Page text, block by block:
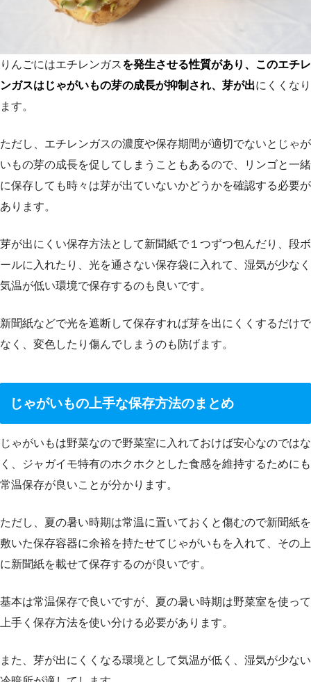
りんごにはエチレンガスを発生させる性質があり、このエチレ
ンガスはじゃがいもの芽の成長が抑制され、芽が出にくくなり
ます。
ただし、エチレンガスの濃度や保存期間が適切でないとじゃが
いもの芽の成長を促してしまうこともあるので、リンゴと一緒
に保存しても時々は芽が出ていないかどうかを確認する必要が
あります。
芽が出にくい保存方法として新聞紙で１つずつ包んだり、段ボ
ールに入れたり、光を通さない保存袋に入れて、湿気が少なく
気温が低い環境で保存するのも良いです。
新聞紙などで光を遮断して保存すれば芽を出にくくするだけで
なく、変色したり傷んでしまうのも防げます。
じゃがいもの上手な保存方法のまとめ
じゃがいもは野菜なので野菜室に入れておけば安心なのではな
く、ジャガイモ特有のホクホクとした食感を維持するためにも
常温保存が良いことが分かります。
ただし、夏の暑い時期は常温に置いておくと傷むので新聞紙を
敷いた保存容器に余裕を持たせてじゃがいもを入れて、その上
に新聞紙を載せて保存するのが良いです。
基本は常温保存で良いですが、夏の暑い時期は野菜室を使って
上手く保存方法を使い分ける必要があります。
また、芽が出にくくなる環境として気温が低く、湿気が少ない